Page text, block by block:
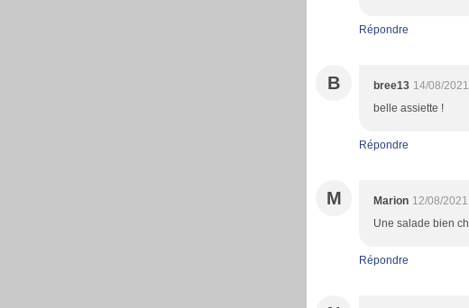
Répondre
B bree13 14/08/
belle assiette !
Répondre
M Marion 12/08/
Une salade bien
Répondre